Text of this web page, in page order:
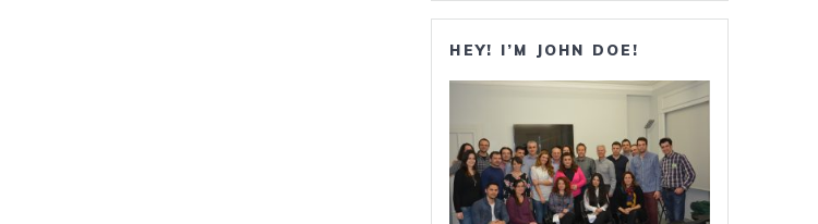
HEY! I’M JOHN DOE!